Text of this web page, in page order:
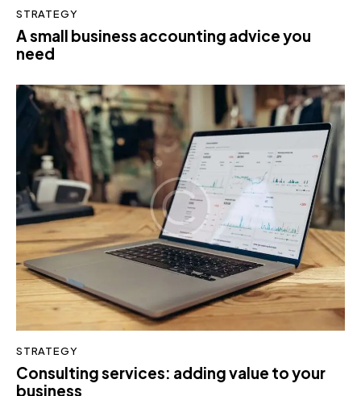
STRATEGY
A small business accounting advice you
need
STRATEGY
Consulting services: adding value to your
business